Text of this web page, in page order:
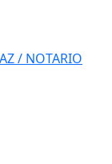
/ NOTARIO